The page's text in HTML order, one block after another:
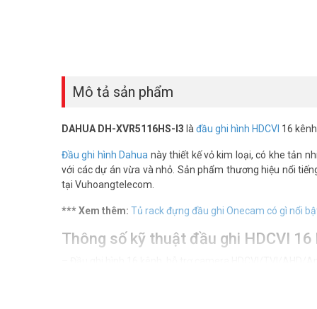
Mô tả sản phẩm
DAHUA DH-XVR5116HS-I3 là đầu ghi hình HDCVI 16
Đầu ghi hình Dahua này thiết kế vỏ kim loại, có khe tản
với các dự án vừa và nhỏ. Sản phẩm thương hiệu nổi
tại Vuhoangtelecom.
*** Xem thêm: Tủ rack đựng đầu ghi Onecam có gì nổi
Thông số kỹ thuật đầu ghi HDCVI
– Hỗ trợ tối đa 2 kênh bảo vệ vành đai (analog) hoặc 2
– Chuẩn nén hình ảnh H265+/H265 với hai luồng dữ liệu